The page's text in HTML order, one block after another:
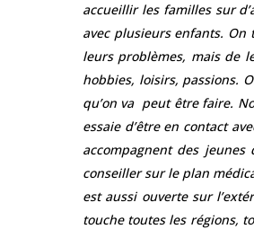
accueillir les familles sur
avec plusieurs enfants.
leurs problèmes, mais de
hobbies, loisirs, passions.
qu’on va peut être faire.
essaie d’être en contact
accompagnent des
conseiller sur le plan
est aussi ouverte sur
touche toutes les régions,